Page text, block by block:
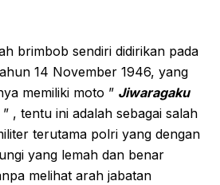
brimbob sendiri didirikan pada
14 November 1946, yang
memiliki moto ” Jiwaragaku
” , tentu ini adalah sebagai salah
terutama polri yang dengan
yang lemah dan benar
melihat arah jabatan